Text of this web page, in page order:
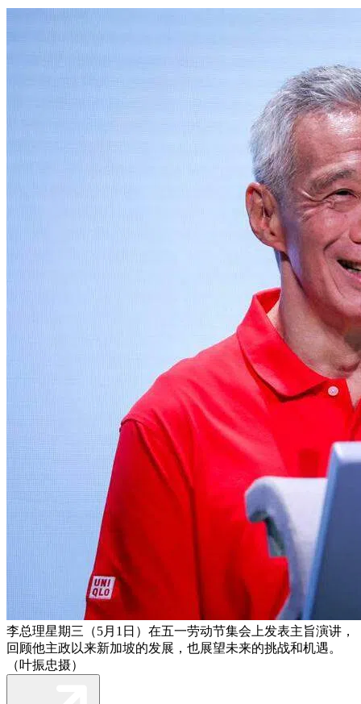
李总理星期三（5月1日）在五一劳动节集会上发表主旨演讲，
回顾他主政以来新加坡的发展，也展望未来的挑战和机遇。
（叶振忠摄）